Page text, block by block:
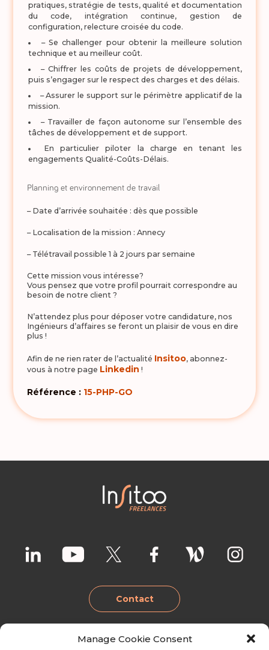
Manage Cookie Consent
pratiques, stratégie de tests, qualité et documentation
du code, intégration continue, gestion de
configuration, relecture croisée du code.
– Se challenger pour obtenir la meilleure solution
technique et au meilleur coût.
– Chiffrer les coûts de projets de développement,
puis s’engager sur le respect des charges et des délais.
– Assurer le support sur le périmètre applicatif de la
mission.
– Travailler de façon autonome sur l’ensemble des
tâches de développement et de support.
En particulier piloter la charge en tenant les
engagements Qualité-Coûts-Délais.
Planning et environnement de travail
– Date d’arrivée souhaitée : dès que possible
– Localisation de la mission : Annecy
– Télétravail possible 1 à 2 jours par semaine
Cette mission vous intéresse?
Vous pensez que votre profil pourrait correspondre au
besoin de notre client ?
N’attendez plus pour déposer votre candidature, nos
Ingénieurs d’affaires se feront un plaisir de vous en dire
plus !
Afin de ne rien rater de l’actualité Insitoo, abonnez-
vous à notre page Linkedin !
Référence : 15-PHP-GO
Contact
Lyon